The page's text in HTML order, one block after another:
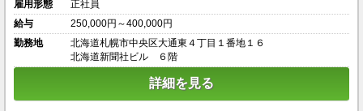
雇用形態
正社員
給与
250,000円～400,000円
勤務地
北海道札幌市中央区大通東４丁目１番地１６
北海道新聞社ビル ６階
詳細を見る